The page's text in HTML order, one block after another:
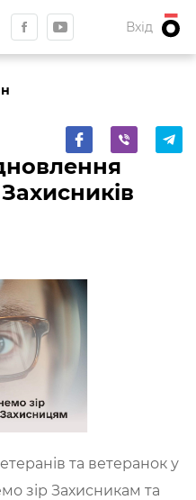
Вхід
та ветеранок у
зір Захисникам та